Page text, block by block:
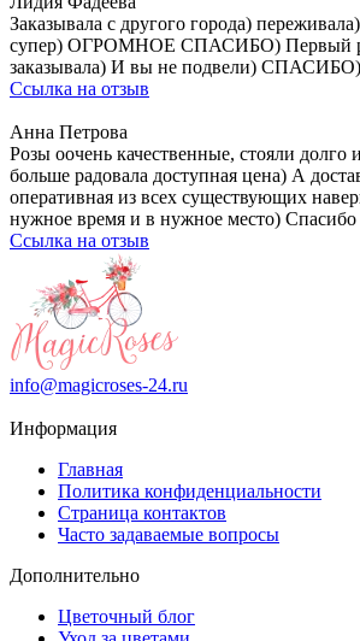
Заказывала с другого города)
супер) ОГРОМНОЕ СПАСИБО) Первый
заказывала) И вы не подвели) СПАСИБО)
Ссылка на отзыв
Анна Петрова
Розы оочень качественные, стояли долго
больше радовала доступная цена) А
оперативная из всех существующих
нужное время и в нужное место) Спасибо
Ссылка на отзыв
info@magicroses-24.ru
Информация
Главная
Политика конфиденциальности
Страница контактов
Часто задаваемые вопросы
Дополнительно
Цветочный блог